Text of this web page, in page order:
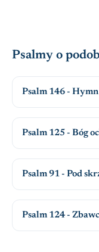
Psalmy o
Psalm 146 -
Psalm 125 - Bóg
Psalm 91 - Pod
Psalm 124 -